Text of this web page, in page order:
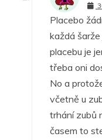
Placebo
každá
placebu je
třeba oni
No a
včetně u
trhání zubů
časem to